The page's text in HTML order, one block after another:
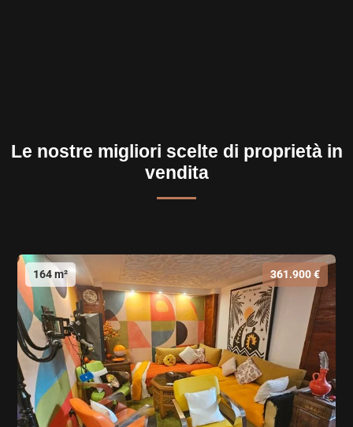
Le nostre migliori scelte di proprietà in
vendita
164 m² 361.900 €